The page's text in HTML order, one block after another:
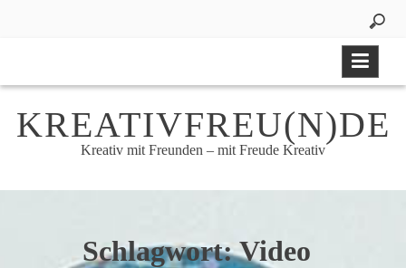
KREATIVFREU(N)DE
Kreativ mit Freunden – mit Freude Kreativ
Schlagwort:Video